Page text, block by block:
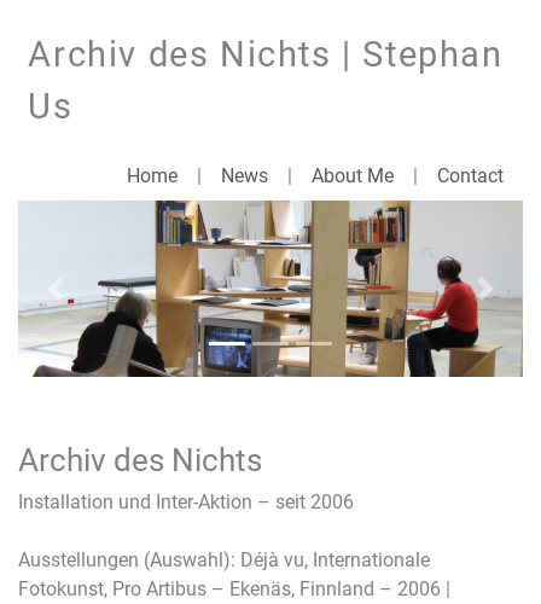
Archiv des Nichts | Stephan
Us
Home | News | About Me | Contact
Previous Next
Archiv des Nichts
Installation und Inter-Aktion – seit 2006
Ausstellungen (Auswahl): Déjà vu, Internationale
Fotokunst, Pro Artibus – Ekenäs, Finnland – 2006 |